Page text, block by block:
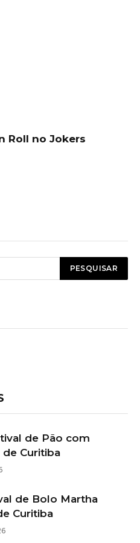
Roll no Jokers
de Pão com
de Curitiba
de Bolo Martha
Curitiba